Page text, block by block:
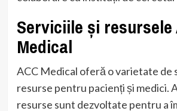
Serviciile și resursele
Medical
ACC Medical oferă o varietate de
resurse pentru pacienți și medici.
resurse sunt dezvoltate pentru a